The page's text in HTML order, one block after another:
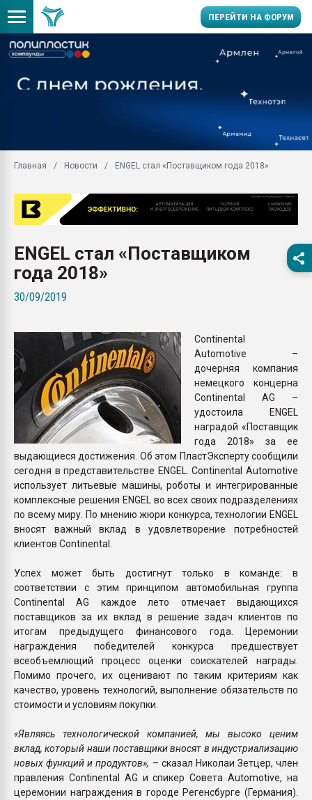
ПЕРЕЙТИ НА ФОРУМ
умельцы изготовили
колонок полностью из
Продажа готового
производство SPC
заводу пластмасс"
ППЭ
Вакуум-формовочные
ближайшее
Подмосковье, Москва
28.07.2026
ситуацией на
ПЕРЕЙТИ НА
Главная Новости ENGEL стал «Поставщиком года 2018»
ENGEL стал «Поставщиком
года 2018»
30/09/2019
Continental
Automotive –
дочерняя компания
немецкого концерна
Continental AG –
удостоила ENGEL
наградой «Поставщик
года 2018» за ее
выдающиеся достижения. Об этом ПластЭксперту сообщили
сегодня в представительстве ENGEL. Continental Automotive
использует литьевые машины, роботы и интегрированные
комплексные решения ENGEL во всех своих подразделениях
по всему миру. По мнению жюри конкурса, технологии ENGEL
вносят важный вклад в удовлетворение потребностей
клиентов Continental.
Успех может быть достигнут только в команде: в
соответствии с этим принципом автомобильная группа
Continental AG каждое лето отмечает выдающихся
поставщиков за их вклад в решение задач клиентов по
итогам предыдущего финансового года. Церемонии
награждения победителей конкурса предшествует
всеобъемлющий процесс оценки соискателей награды.
Помимо прочего, их оценивают по таким критериям как
качество, уровень технологий, выполнение обязательств по
стоимости и условиям покупки.
«Являясь технологической компанией, мы высоко ценим
вклад, который наши поставщики вносят в индустриализацию
новых функций и продуктов», – сказал Николаи Зетцер, член
правления Continental AG и спикер Совета Automotive, на
церемонии награждения в городе Регенсбурге (Германия).